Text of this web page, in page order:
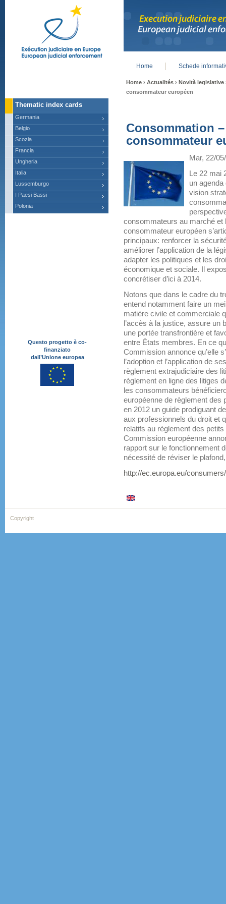
Home › Actualités › Novità legislative
consommateur européen
Consommation
consommateur
Mar, 22/
Le 22
un
vision
consommateurs au marché et
consommateur européen
principaux: renforcer la
améliorer l’application de la
adapter les politiques et les
économique et sociale. Il
concrétiser d’ici à 2014.
Notons que dans le cadre du
entend notamment faire un
matière civile et commerciale
l’accès à la justice, assure
une portée transfrontière et
entre États membres. En ce
Commission annonce qu’elle
l’adoption et l’application de
règlement extrajudiciaire des
règlement en ligne des litiges
les consommateurs
européenne de règlement des
en 2012 un guide prodiguant
aux professionnels du droit et
relatifs au règlement des
Commission européenne
rapport sur le fonctionnement
nécessité de réviser le
http://ec.europa.eu/
Home Schede
Thematic index cards
Germania
Belgio
Scozia
Francia
Ungheria
Italia
Lussemburgo
I Paesi Bassi
Polonia
Questo progetto è co-
finanziato
dall’Unione europea
Copyright